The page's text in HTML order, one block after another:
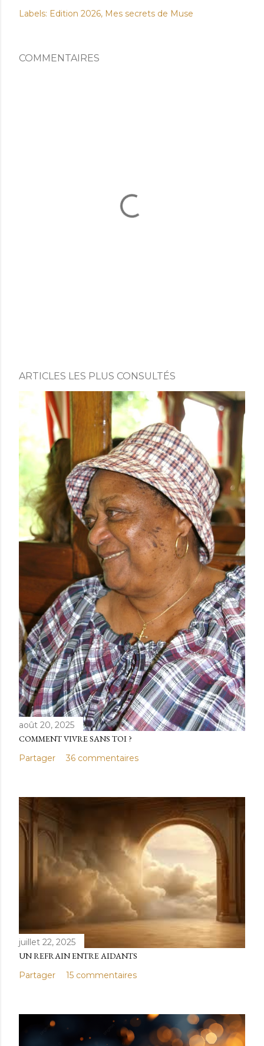
Labels: Edition 2026 Mes secrets de Muse
COMMENTAIRES
ARTICLES LES PLUS CONSULTÉS
août 20, 2025
COMMENT VIVRE SANS TOI ?
Partager
36 commentaires
juillet 22, 2025
UN REFRAIN ENTRE AIDANTS
Partager
15 commentaires